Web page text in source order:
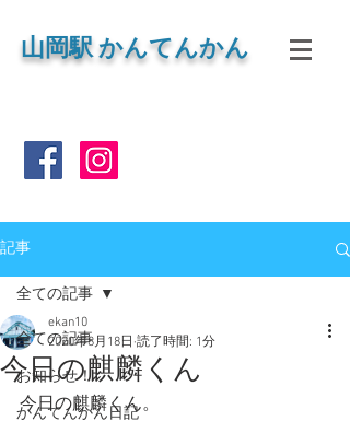
山岡駅 かんてんかん
記事
全ての記事
お知らせ！
かんてんかん日記
全ての記事
今日の麒麟くん
ekan10
2020年8月18日 読了時間: 1分
今日の麒麟くん。